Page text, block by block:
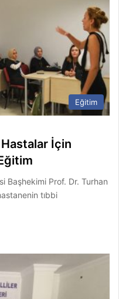
Eğitim
İçin
Başhekimi Prof. Dr. Turhan
tıbbi